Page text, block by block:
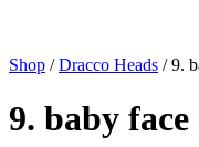
Shop /Dracco Heads /9.
9. baby